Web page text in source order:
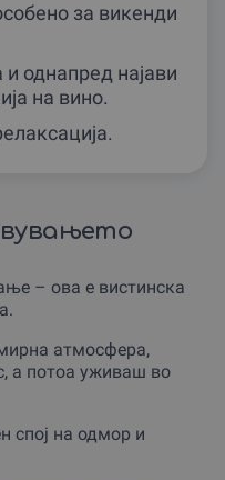
за викенди
однапред најави
на вино.
– ова е вистинска
атмосфера,
а потоа уживаш во
спој на одмор и